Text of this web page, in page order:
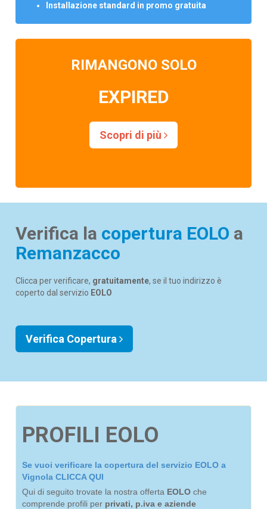
Installazione standard in promo gratuita
RIMANGONO SOLO
EXPIRED
Scopri di più
Verifica la copertura EOLO a
Remanzacco
Clicca per verificare, gratuitamente, se il tuo indirizzo è
coperto dal servizio EOLO
Verifica Copertura
PROFILI EOLO
Se vuoi verificare la copertura del servizio EOLO a
Vignola CLICCA QUI
Qui di seguito trovate la nostra offerta EOLO che
comprende profili per privati, p.iva e aziende